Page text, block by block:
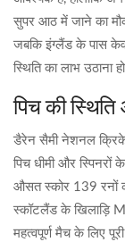
सुपर आठ में जाने का
जबकि इंग्लैंड के पास
स्थिति का लाभ उठाना
पिच की
डैरेन सैमी नेशनल
पिच धीमी और स्पिनरों
औसत स्कोर 139 रनों
स्कॉटलैंड के खिलाड़ि
महत्वपूर्ण मैच के लिए